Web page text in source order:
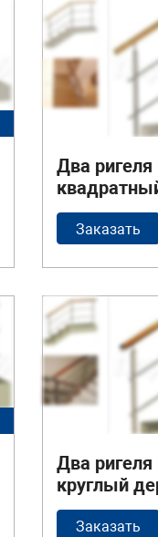
Два ригеля
поручень и
Заказать
Два
круглый
поручень и
Заказать